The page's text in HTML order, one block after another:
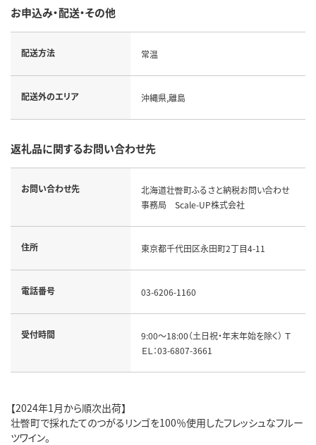
お申込み・配送・その他
配送方法 常温
配送外のエリア 沖縄県,離島
返礼品に関するお問い合わせ先
お問い合わせ先
北海道壮瞥町ふるさと納税お問い合わせ
事務局 Scale-UP株式会社
住所 東京都千代田区永田町2丁目4-11
電話番号 03-6206-1160
受付時間
9:00～18:00（土日祝・年末年始を除く） Ｔ
ＥＬ：03-6807-3661
【2024年1月から順次出荷】
壮瞥町で採れたてのつがるリンゴを100％使用したフレッシュなフルー
ツワイン。